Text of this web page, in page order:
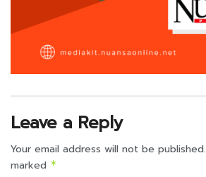
Leave a Reply
Your email address will not be published.
marked *